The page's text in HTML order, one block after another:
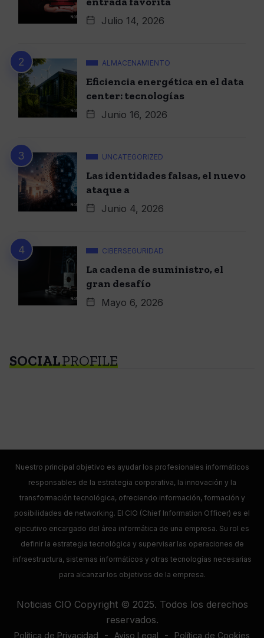
Julio 14, 2026
ALMACENAMIENTO
Eficiencia energética en el data
center: tecnologías
Junio 16, 2026
UNCATEGORIZED
Las identidades falsas, el nuevo
ataque a
Junio 4, 2026
CIBERSEGURIDAD
La cadena de suministro, el
gran desafío
Mayo 6, 2026
SOCIALPROFILE
Nuestro principal objetivo es ayudar los profesionales informáticos
responsables de la estrategia corporativa, la innovación y la
transformación tecnológica, ofreciendo información, formación y
posibilidades de networking. El CIO (Chief Information Officer) es el
ejecutivo encargado del área informática de una empresa. Su rol es
definir la estrategia tecnológica y supervisar las operaciones de
infraestructura, sistemas informáticos y otras tecnologías necesarias
para alcanzar los objetivos de la empresa.
Noticias CIO Copyright © 2025. Todos los derechos
reservados.
Política de Privacidad - Aviso Legal - Política de Cookies